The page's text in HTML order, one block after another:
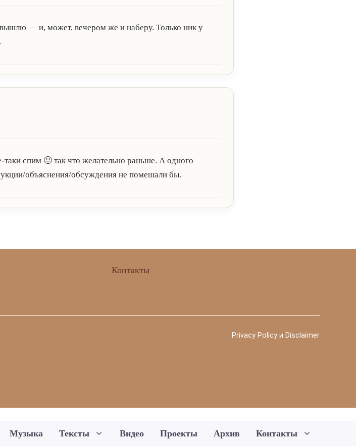
— и, может, вечером же и наберу. Только ник у
спим 🙂 так что желательно раньше. А одного
объяснения/обсуждения не помешали бы.
Контакты
Privacy Policy и Disclaimer
Музыка Тексты Видео Проекты Архив Контакты